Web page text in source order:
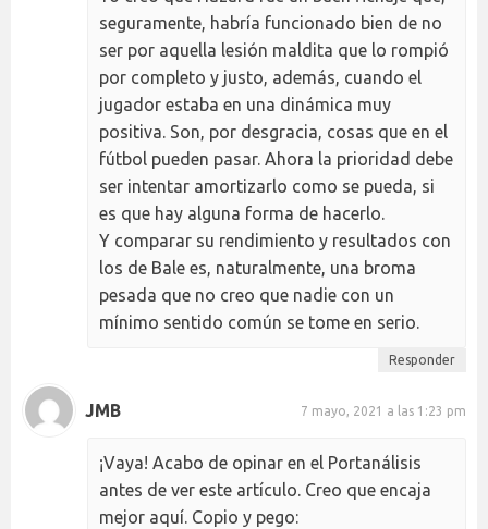
seguramente, habría funcionado bien de no
ser por aquella lesión maldita que lo rompió
por completo y justo, además, cuando el
jugador estaba en una dinámica muy
positiva. Son, por desgracia, cosas que en el
fútbol pueden pasar. Ahora la prioridad debe
ser intentar amortizarlo como se pueda, si
es que hay alguna forma de hacerlo.
Y comparar su rendimiento y resultados con
los de Bale es, naturalmente, una broma
pesada que no creo que nadie con un
mínimo sentido común se tome en serio.
Responder
JMB 7 mayo, 2021 a las 1:23 pm
¡Vaya! Acabo de opinar en el Portanálisis
antes de ver este artículo. Creo que encaja
mejor aquí. Copio y pego: